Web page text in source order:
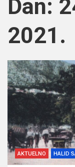
Dan:
2021.
AKTUELNO HALID